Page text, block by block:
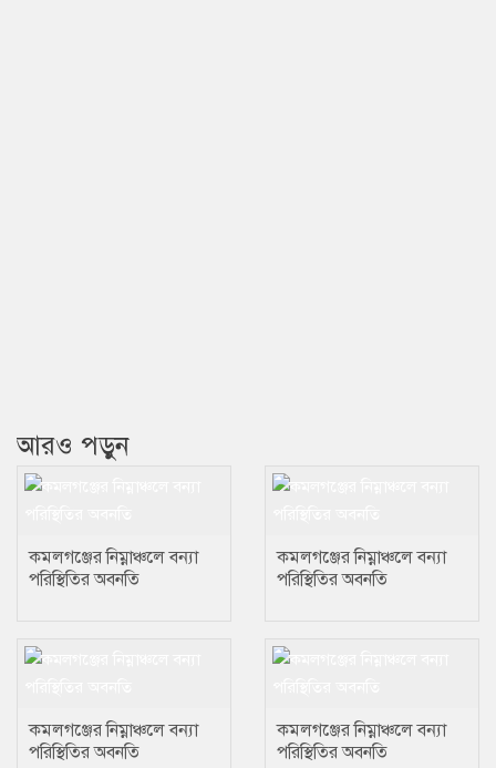
আরও পড়ুন
কমলগঞ্জের নিম্নাঞ্চলে বন্যা
পরিস্থিতির অবনতি
কমলগঞ্জের নিম্নাঞ্চলে বন্যা
পরিস্থিতির অবনতি
কমলগঞ্জের নিম্নাঞ্চলে বন্যা
পরিস্থিতির অবনতি
কমলগঞ্জের নিম্নাঞ্চলে বন্যা
পরিস্থিতির অবনতি